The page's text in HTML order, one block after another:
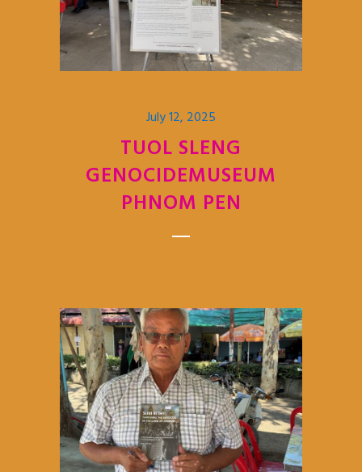
July 12, 2025
TUOL SLENG
GENOCIDEMUSEUM
PHNOM PEN